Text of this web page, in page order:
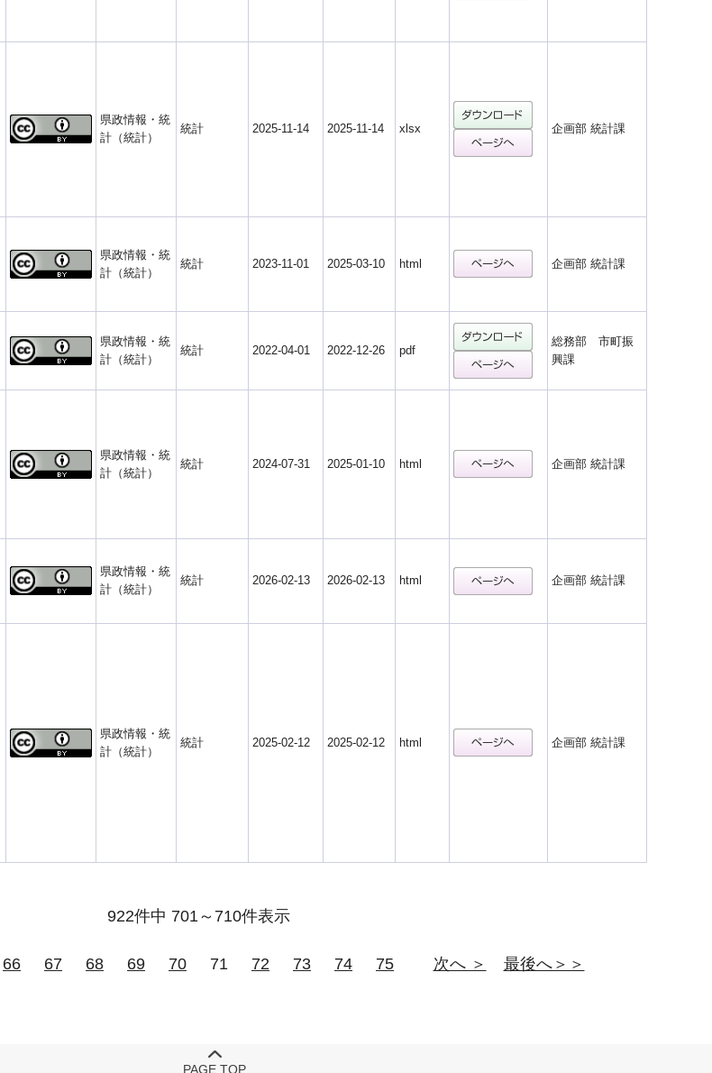
県政情報・統
計（統計）
統計 2025-11-14 2025-11-14 xlsx 企画部 統計課
県政情報・統
計（統計）
統計 2023-11-01 2025-03-10 html 企画部 統計課
県政情報・統
計（統計）
統計 2022-04-01 2022-12-26 pdf
総務部 市町振
興課
県政情報・統
計（統計）
統計 2024-07-31 2025-01-10 html 企画部 統計課
県政情報・統
計（統計）
統計 2026-02-13 2026-02-13 html 企画部 統計課
県政情報・統
計（統計）
統計 2025-02-12 2025-02-12 html 企画部 統計課
922件中 701～710件表示
66 67 68 69 70 71 72 73 74 75 次へ ＞ 最後へ＞＞
PAGE TOP